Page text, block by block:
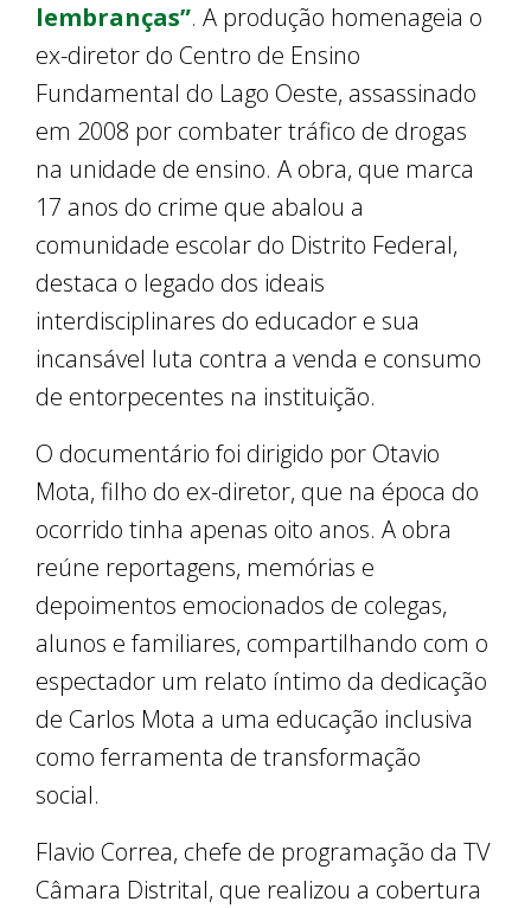
lembranças”. A produção homenageia o
ex-diretor do Centro de Ensino
Fundamental do Lago Oeste, assassinado
em 2008 por combater tráfico de drogas
na unidade de ensino. A obra, que marca
17 anos do crime que abalou a
comunidade escolar do Distrito Federal,
destaca o legado dos ideais
interdisciplinares do educador e sua
incansável luta contra a venda e consumo
de entorpecentes na instituição.
O documentário foi dirigido por Otavio
Mota, filho do ex-diretor, que na época do
ocorrido tinha apenas oito anos. A obra
reúne reportagens, memórias e
depoimentos emocionados de colegas,
alunos e familiares, compartilhando com o
espectador um relato íntimo da dedicação
de Carlos Mota a uma educação inclusiva
como ferramenta de transformação
social.
Flavio Correa, chefe de programação da TV
Câmara Distrital, que realizou a cobertura